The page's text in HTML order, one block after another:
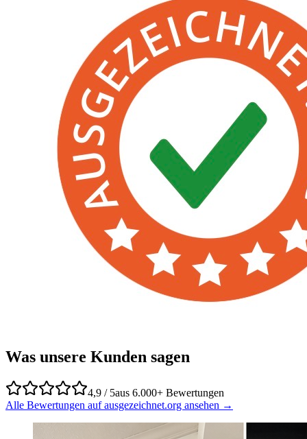
Was unsere Kunden sagen
4,9 / 5aus 6.000+ Bewertungen
Alle Bewertungen auf ausgezeichnet.org ansehen →